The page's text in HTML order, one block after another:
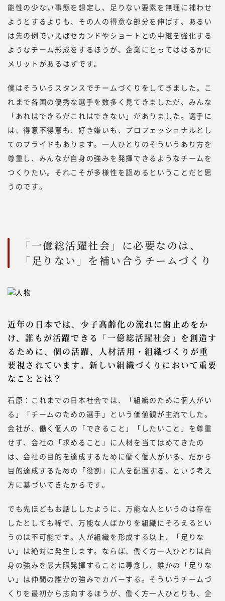
能性の少ない事態を想定し、足りない要素を無理に補わせ
ようとするよりも、その人の得意な部分を伸ばす、あるい
は先の例でいえばセカンドやショートとの中継を強化する
ようなチーム形成をするほうが、企業にとってははるかに
メリットがあるはずです。
僕はそういうスタンスでチームづくりをしてきました。こ
れまで各国の優秀な選手を数多く見てきましたが、みんな
「あれはできるがこれはできない」がありました。選手に
は、得意不得意も、好き嫌いも、プロフェッショナルとし
てのプライドもあります。一人ひとりのそういうあり方を
尊重し、みんなが自身の強みを発揮できるようなチームを
つくりたい。それこそが多様性を認めるということだと思
うのです。
「一億総活躍社会」に必要なのは、
「足りない」を補い合うチームづくり
近年の日本では、少子高齢化の流れに歯止めをか
け、誰もが活躍できる「一億総活躍社会」を創造す
るために、個の活躍、人材活用・組織づくりが重
要視されています。新しい組織づくりにおいて重要
なこととは？
石原：これまでの日本社会では、「組織のために個人がい
る」「チームのための選手」という価値観が主流でした。
会社が、働く個人の「できること」「したいこと」を尊重
せず、会社の「求めること」に人材を当てはめてきたの
は、会社の目的を達成するために働く個人がいる、だから
目的達成するための「役割」に人を配置する、という考え
方に基づいてきたからです。
でも先ほどもお話ししたように、万能な人というのは存在
したとしても稀で、万能な人ばかりを組織にそろえるとい
うのは不可能です。人が組織を形成する以上、「足りな
い」は絶対に発生します。ならば、働く方一人ひとりは自
身の強みを最大限発揮することに専念し、誰かの「足りな
い」は仲間の誰かの強みでカバーする。そういうチームづ
くりを最初から志向するほうが、働く方一人ひとりも、企